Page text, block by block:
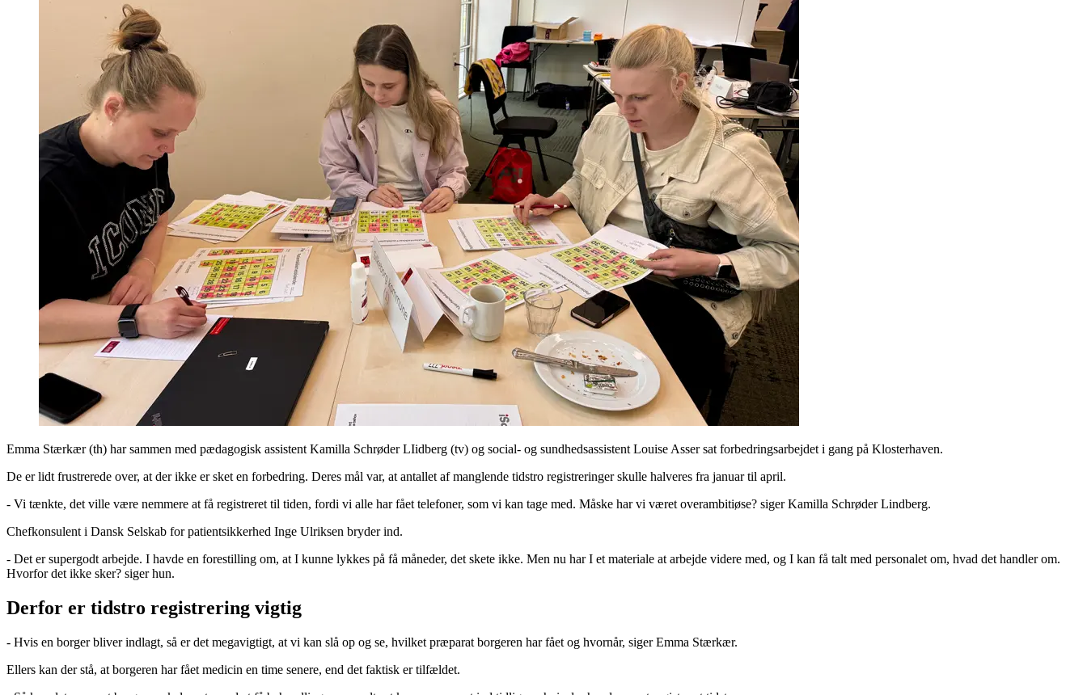
Emma Stærkær (th) har sammen med pædagogisk assistent Kamilla Schrøder LIidberg (tv) og social- og sundhedsassistent Louise Asser sat forbedringsarbejdet i gang på Klosterhaven.
De er lidt frustrerede over, at der ikke er sket en forbedring. Deres mål var, at antallet af manglende tidstro registreringer skulle halveres fra januar til april.
- Vi tænkte, det ville være nemmere at få registreret til tiden, fordi vi alle har fået telefoner, som vi kan tage med. Måske har vi været overambitiøse? siger Kamilla Schrøder Lindberg.
Chefkonsulent i Dansk Selskab for patientsikkerhed Inge Ulriksen bryder ind.
- Det er supergodt arbejde. I havde en forestilling om, at I kunne lykkes på få måneder, det skete ikke. Men nu har I et materiale at arbejde videre med, og I kan få talt med personalet om, hvad det handler om.
Hvorfor det ikke sker? siger hun.
Derfor er tidstro registrering vigtig
- Hvis en borger bliver indlagt, så er det megavigtigt, at vi kan slå op og se, hvilket præparat borgeren har fået og hvornår, siger Emma Stærkær.
Ellers kan der stå, at borgeren har fået medicin en time senere, end det faktisk er tilfældet.